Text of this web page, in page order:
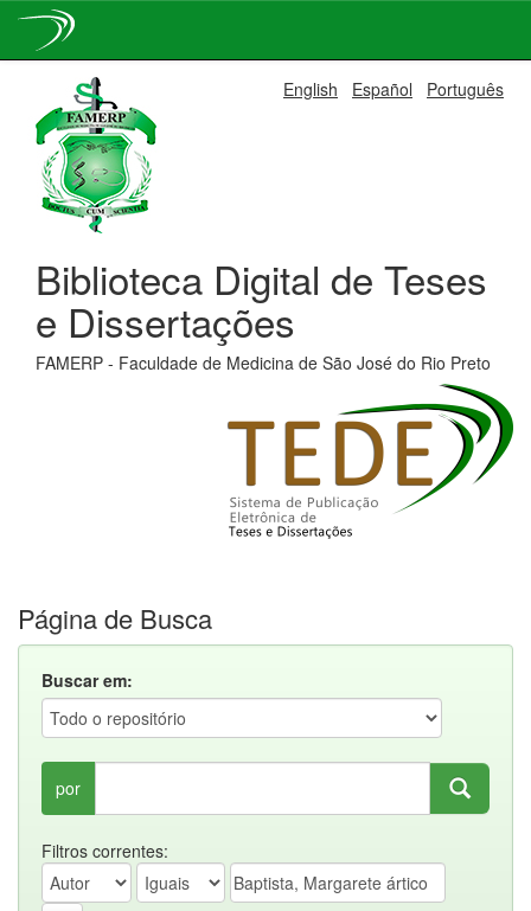
navigation
English Español Português
Biblioteca Digital de Teses
e Dissertações
FAMERP - Faculdade de Medicina de São José do Rio Preto
Página de Busca
Buscar em:
por
Filtros correntes: